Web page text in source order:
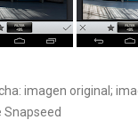
imagen original;
Snapseed